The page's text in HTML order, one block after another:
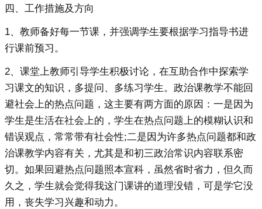
四、工作措施及方向
1、教师备好每一节课，并强调学生要根据学习指导书进
行课前预习。
2、课堂上教师引导学生积极讨论，在互助合作中探索学
习课文的知识，多提问、多练习学生。政治课教学不能回
避社会上的热点问题，这主要有两方面的原因：一是因为
学生是生活在社会上的，学生在热点问题上的模糊认识和
错误观点，常常带有社会性;二是因为许多热点问题都和政
治课教学内容有关，尤其是和初三政治常识内容联系密
切。如果回避热点问题照本宣科，虽然省时省力，但久而
久之，学生就会觉得我这门课讲的道理没错，可是学它没
用，丧失学习兴趣和动力。